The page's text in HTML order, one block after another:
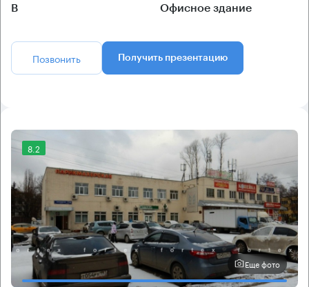
B Офисное здание
Позвонить Получить презентацию
8.2
Еще фото